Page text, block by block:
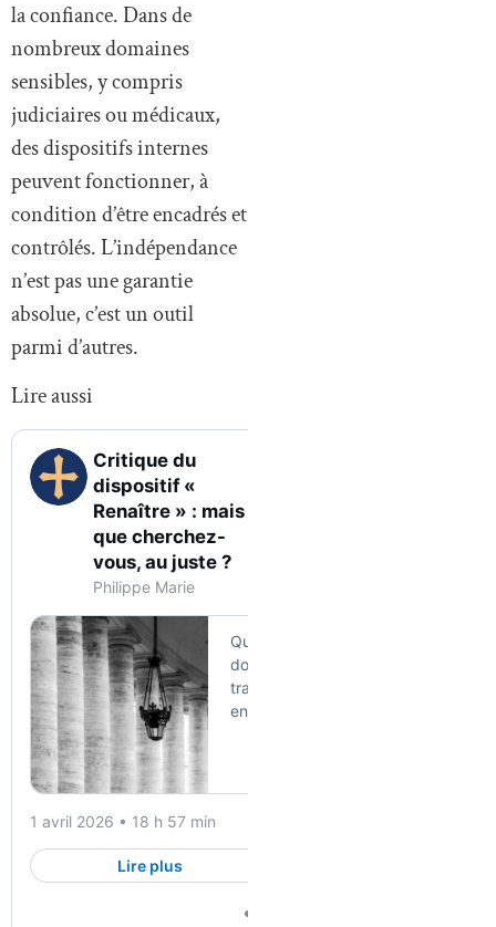
la confiance. Dans de
nombreux domaines
sensibles, y compris
judiciaires ou médicaux,
des dispositifs internes
peuvent fonctionner, à
condition d’être encadrés et
contrôlés. L’indépendance
n’est pas une garantie
absolue, c’est un outil
parmi d’autres.
Lire aussi